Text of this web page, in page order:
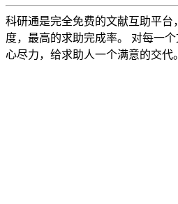
科研通是完全免费的文献互助平台
度，最高的求助完成率。 对每一
心尽力，给求助人一个满意的交代。